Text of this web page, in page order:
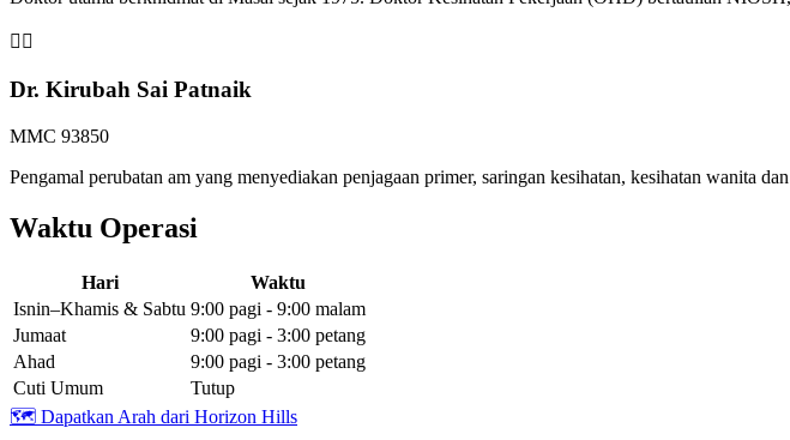
👩‍⚕️
Dr. Kirubah Sai Patnaik
MMC 93850
Pengamal perubatan am yang menyediakan penjagaan primer, saringan kesihatan, kesihatan wanita
Waktu Operasi
Hari
Waktu
Isnin–Khamis & Sabtu 9:00 pagi - 9:00 malam
Jumaat
9:00 pagi - 3:00 petang
Ahad
9:00 pagi - 3:00 petang
Cuti Umum
Tutup
🗺️ Dapatkan Arah dari Horizon Hills